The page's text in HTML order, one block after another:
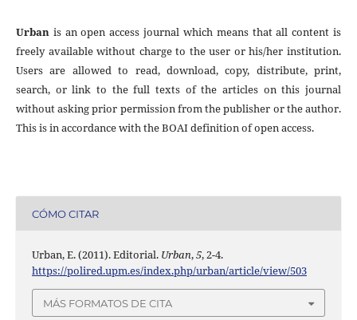
Urbanis an open access journal which means that all content is
freely available without charge to the user or his/her institution.
Users are allowed to read, download, copy, distribute, print,
search, or link to the full texts of the articles on this journal
without asking prior permission from the publisher or the author.
This is in accordance with the BOAI definition of open access.
CÓMO CITAR
Urban, E. (2011). Editorial. Urban,5, 2-4.
https://polired.upm.es/index.php/urban/article/view/503
MÁS FORMATOS DE CITA